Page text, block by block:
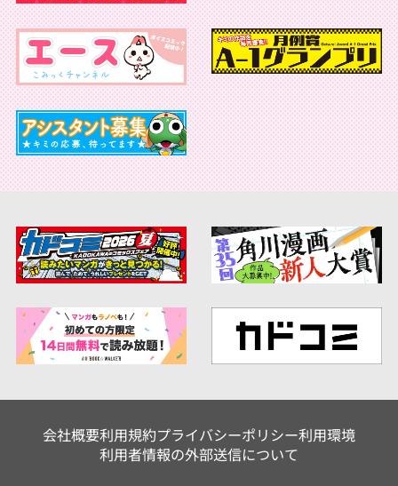
会社概要利用規約プライバシーポリシー利用環境
利用者情報の外部送信について